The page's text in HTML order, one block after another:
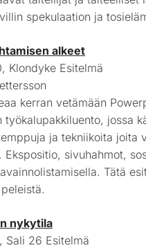
spekulaation ja
alkeet
Klondyke Esitelmä
kerran vetämään
työkalupakkiluento, jossa
ja tekniikoita joita
sivuhahmot,
Tätä
nykytila
Sali 26 Esitelmä